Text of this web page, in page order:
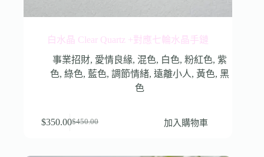
白水晶 Clear Quartz +對應七輪水晶手鏈
事業招財, 愛情良緣, 混色, 白色,粉紅色,紫
色,綠色, 藍色,調節情緒,遠離小人, 黃色, 黑
色
$450.00
$350.00 加入購物車